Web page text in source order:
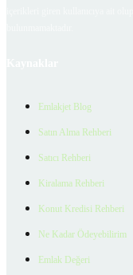
Emlakjet Blog
Satın Alma Rehberi
Satıcı Rehberi
Kiralama Rehberi
Konut Kredisi Rehberi
Ne Kadar Ödeyebilirim
Emlak Değeri